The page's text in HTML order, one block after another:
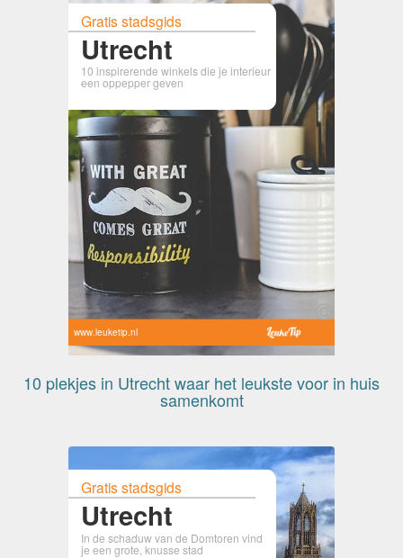
Gratis stadsgids
Utrecht
10 inspirerende winkels die je interieur
een oppepper geven
www.leuketip.nl
10 plekjes in Utrecht waar het leukste voor in huis
samenkomt
Gratis stadsgids
Utrecht
In de schaduw van de Domtoren vind
je een grote, knusse stad